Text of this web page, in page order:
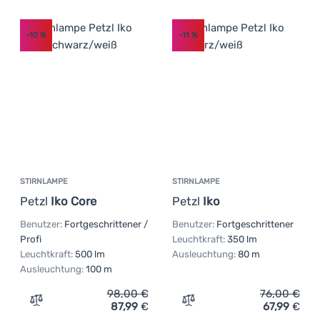
STIRNLAMPE
Petzl Iko Core
-10 %
Benutzer: Fortgeschrittener /
Profi
Leuchtkraft: 500 lm
Ausleuchtung: 100 m
Zum Vergleich 'Stirnlampe Petzl Iko Core' hinzufügen
98,00€
87,99 €
STIRNLAMPE
Petzl Iko
-11%
Benutzer: Fortgeschrittener
Leuchtkraft: 350 lm
Ausleuchtung: 80 m
Zum Vergleich
76,00€
67,99 €